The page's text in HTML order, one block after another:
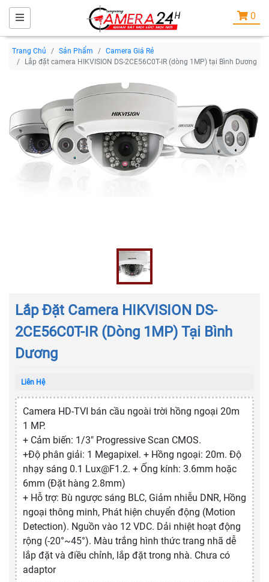
0
Trang Chủ Sản Phẩm
Camera Giá Rẻ
Lắp đặt camera HIKVISION DS-2CE56C0T-IR (dòng 1MP) tại Bình Dương
Lắp Đặt Camera HIKVISION DS-
2CE56C0T-IR (dòng 1MP) Tại Bình
Dương
Liên Hệ
Camera HD-TVI bán cầu ngoài trời hồng ngoại 20m
1 MP.
+ Cảm biến: 1/3″ Progressive Scan CMOS.
+Độ phân giải: 1 Megapixel. + Hồng ngoại: 20m. Độ
nhạy sáng 0.1 Lux@F1.2. + Ống kính: 3.6mm hoặc
6mm (Đặt hàng 2.8mm)
+ Hỗ trợ: Bù ngược sáng BLC, Giảm nhiễu DNR, Hồng
ngoại thông minh, Phát hiện chuyển động (Motion
Detection). Nguồn vào 12 VDC. Dải nhiệt hoạt động
rộng (-20°~45°). Màu trắng hình thức trang nhã dễ
lắp đặt và điều chỉnh, lắp đặt trong nhà. Chưa có
adaptor